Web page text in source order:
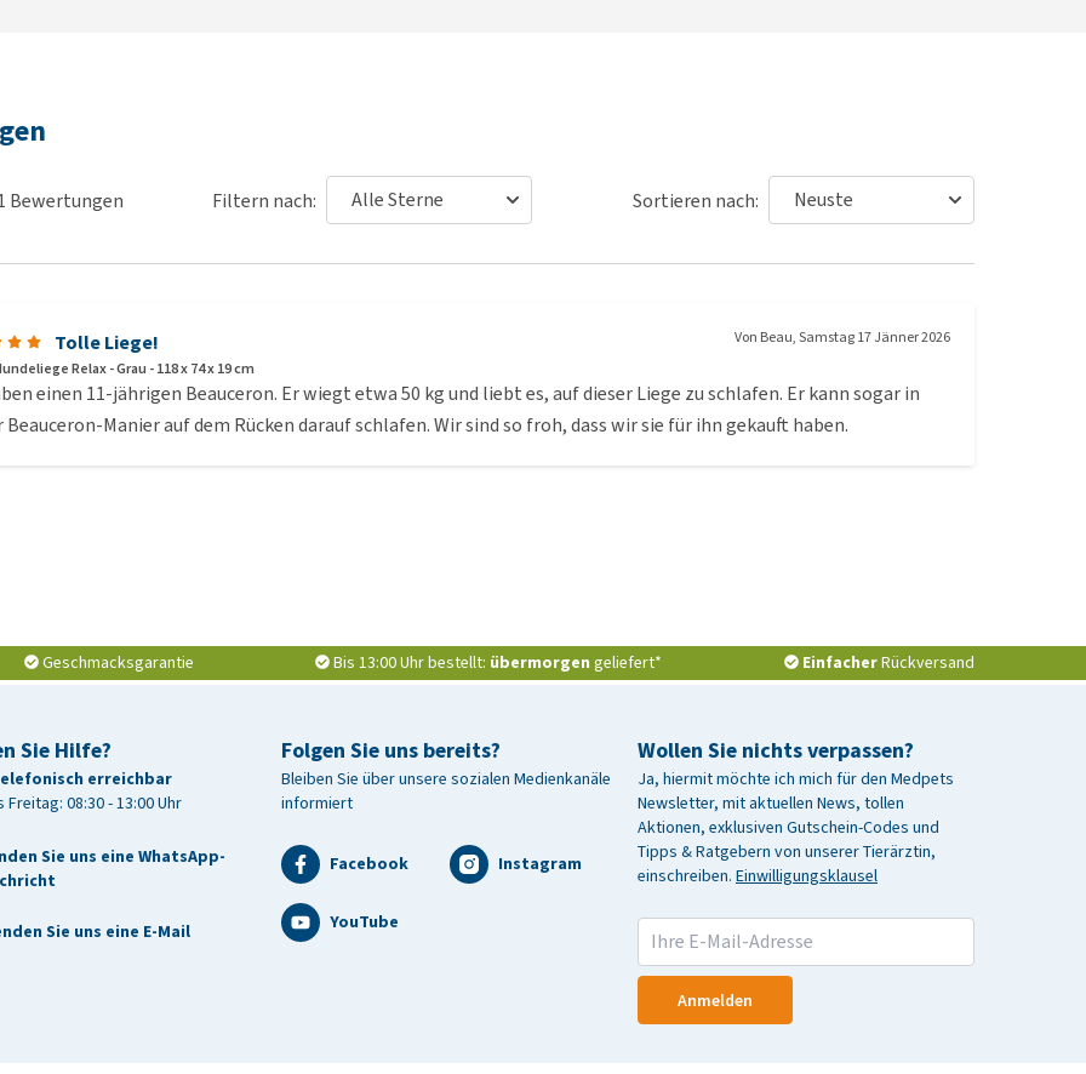
Filtern nach: Sortieren nach:
Bewertungen
Tolle Liege! Von Beau,Samstag 17 Jänner 2026
Relax - Grau - 118 x 74 x 19 cm
einen 11-jährigen Beauceron. Er wiegt etwa 50 kg und liebt es, auf dieser Liege zu schlafen. Er kann sogar in
Manier auf dem Rücken darauf schlafen. Wir sind so froh, dass wir sie für ihn gekauft haben.
Geschmacksgarantie Bis 13:00 Uhr bestellt: übermorgen geliefert* EinfacherRückversand
Sie Hilfe?
erreichbar
08:30 - 13:00 Uhr
Sie uns eine WhatsApp-
Sie uns eine E-Mail
Wollen Sie nichts verpassen?
Ja, hiermit möchte ich mich für den Medpets
Newsletter, mit aktuellen News, tollen
Aktionen, exklusiven Gutschein-Codes und
Tipps & Ratgebern von unserer Tierärztin,
einschreiben. Einwilligungsklausel
Anmelden
Folgen Sie uns bereits?
Bleiben Sie über unsere sozialen Medienkanäle
informiert
Facebook Instagram
YouTube